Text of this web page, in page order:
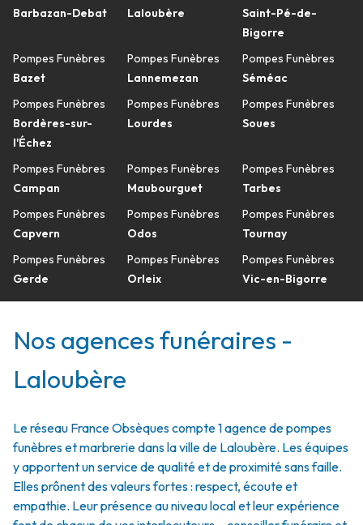
Barbazan-Debat
Pompes Funèbres
Bazet
Pompes Funèbres
Bordères-sur-
l'Échez
Pompes Funèbres
Campan
Pompes Funèbres
Capvern
Pompes Funèbres
Gerde
Laloubère
Pompes Funèbres
Lannemezan
Pompes Funèbres
Lourdes
Pompes Funèbres
Maubourguet
Pompes Funèbres
Odos
Pompes Funèbres
Orleix
Saint-Pé-de-
Bigorre
Pompes Funèbres
Séméac
Pompes Funèbres
Soues
Pompes Funèbres
Tarbes
Pompes Funèbres
Tournay
Pompes Funèbres
Vic-en-Bigorre
Nos agences funéraires -
Laloubère
Le réseau France Obsèques compte 1 agence de pompes
funèbres et marbrerie dans la ville de Laloubère. Les équipes
y apportent un service de qualité et de proximité sans faille.
Elles prônent des valeurs fortes : respect, écoute et
empathie. Leur présence au niveau local et leur expérience